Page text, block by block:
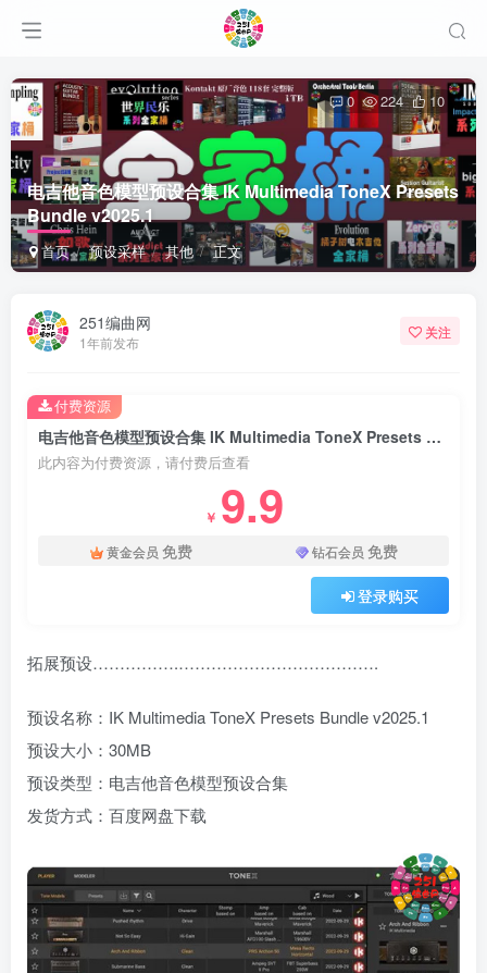
电吉他音色模型预设合集 IK Multimedia ToneX Presets
Bundle v2025.1
首页 预设采样 其他 正文
0 224 10
251编曲网
1年前发布
关注
电吉他音色模型预设合集 IK Multimedia ToneX Presets Bundle v2025.1
此内容为付费资源，请付费后查看
￥ 9.9
黄金会员 免费 钻石会员 免费
登录购买
付费资源
拓展预设…………….……………………………….
预设名称：IK Multimedia ToneX Presets Bundle v2025.1
预设大小：30MB
预设类型：电吉他音色模型预设合集
发货方式：百度网盘下载